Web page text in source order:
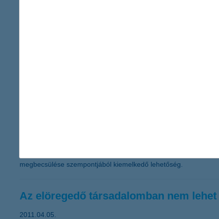
A K&H Csoport kortárs képzőművészeti gyűjteményének
pályázaton ezúttal nemcsak a fél éven keresztül nyújtott havi
megbecsülése szempontjából kiemelkedő lehetőség.
Az elöregedő társadalomban nem
2011.04.05.